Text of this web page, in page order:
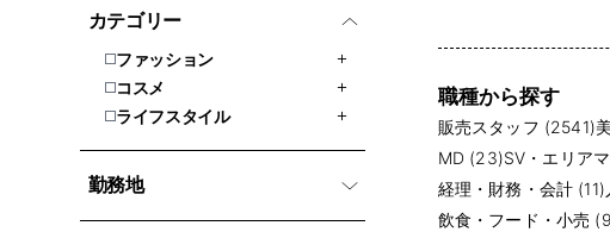
カテゴリー
ファッション
コスメ
ライフスタイル
勤務地
職種から探す
販売スタッフ (2541)
MD (23)SV・エリア
経理・財務・会計 (11)
飲食・フード・小売